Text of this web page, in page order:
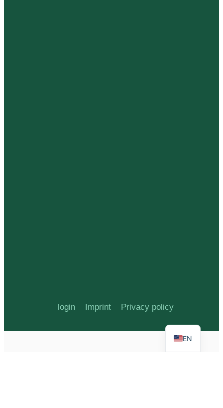
login Imprint Privacy policy
EN